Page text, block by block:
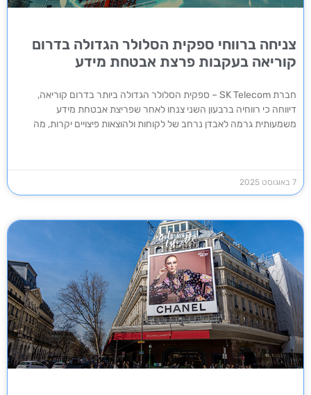
צניחה ברווחי ספקית הסלולר הגדולה בדרום
קוריאה בעקבות פרצת אבטחת מידע
חברת SK Telecom – ספקית הסלולר הגדולה ביותר בדרום קוריאה,
דיווחה כי רווחיה ברבעון השני צנחו לאחר שפריצת אבטחת מידע
משמעותית גרמה לאבדן נרחב של לקוחות ולהוצאות פיצויים יקרות, מה
7 באוגוסט 2025